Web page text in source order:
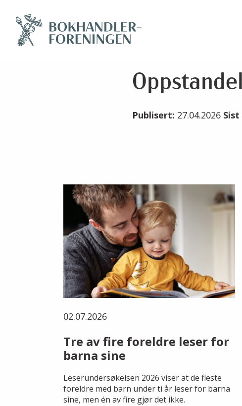
Publisert: 27.04.2026
02.07.2026
Tre av fire foreldre leser for
barna sine
Leserundersøkelsen 2026 viser at de fleste
foreldre med barn under ti år leser for barna
sine, men én av fire gjør det ikke.